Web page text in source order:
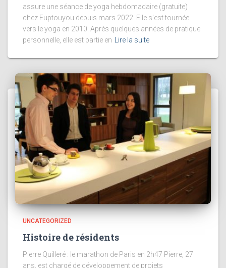
assure une séance de yoga hebdomadaire (gratuite)
chez Euptouyou depuis mars 2022. Elle s’est tournée
vers le yoga en 2010. Après quelques années de pratique
personnelle, elle est partie en
Lire la suite
UNCATEGORIZED
Histoire de résidents
Pierre Quilleré : le marathon de Paris en 2h47 Pierre, 27
ans, est chargé de développement de projets